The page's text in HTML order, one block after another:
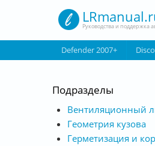
Руководства и поддержка
Defender 2007+
Подразделы
Вентиляционный
Геометрия кузова
Герметизация и